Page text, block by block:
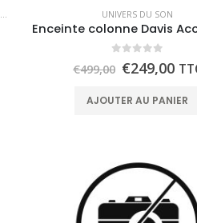
UNIVERS DU SON
€499,00 €249,00
AJOUTER AU PANIER